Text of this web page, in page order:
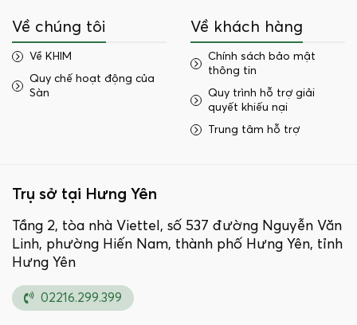
Về chúng tôi
Về KHIM
Quy chế hoạt động của
Sàn
Về khách hàng
Chính sách bảo mật
thông tin
Quy trình hỗ trợ giải
quyết khiếu nại
Trung tâm hỗ trợ
Trụ sở tại Hưng Yên
Tầng 2, tòa nhà Viettel, số 537 đường Nguyễn Văn
Linh, phường Hiến Nam, thành phố Hưng Yên, tỉnh
Hưng Yên
02216.299.399